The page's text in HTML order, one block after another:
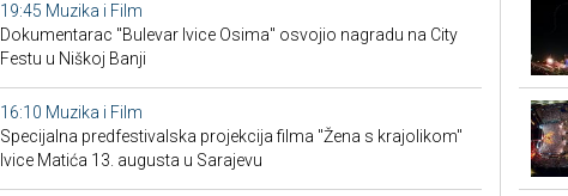
19:45 Muzika i Film
Dokumentarac "Bulevar Ivice Osima" osvojio nagradu na City
Festu u Niškoj Banji
16:10 Muzika i Film
Specijalna predfestivalska projekcija filma "Žena s krajolikom"
Ivice Matića 13. augusta u Sarajevu